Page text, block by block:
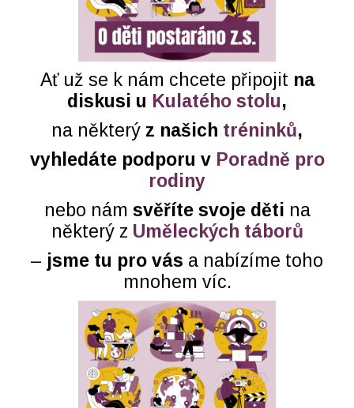
Ať už se k nám chcete připojit na
diskusi u Kulatého stolu,
na některý z našich tréninků,
vyhledáte podporu v Poradně pro
rodiny
nebo nám svěříte svoje děti na
některý z Uměleckých táborů
– jsme tu pro vás a nabízíme toho
mnohem víc.